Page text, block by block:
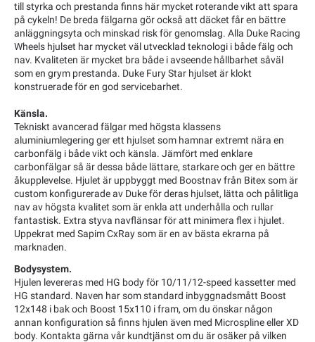
till styrka och prestanda finns här mycket roterande vikt att spara
på cykeln! De breda fälgarna gör också att däcket får en bättre
anläggningsyta och minskad risk för genomslag. Alla Duke Racing
Wheels hjulset har mycket väl utvecklad teknologi i både fälg och
nav. Kvaliteten är mycket bra både i avseende hållbarhet såväl
som en grym prestanda. Duke Fury Star hjulset är klokt
konstruerade för en god servicebarhet.
Känsla.
Tekniskt avancerad fälgar med högsta klassens
aluminiumlegering ger ett hjulset som hamnar extremt nära en
carbonfälg i både vikt och känsla. Jämfört med enklare
carbonfälgar så är dessa både lättare, starkare och ger en bättre
åkupplevelse. Hjulet är uppbyggt med Boostnav från Bitex som är
custom konfigurerade av Duke för deras hjulset, lätta och pålitliga
nav av högsta kvalitet som är enkla att underhålla och rullar
fantastisk. Extra styva navflänsar för att minimera flex i hjulet.
Uppekrat med Sapim CxRay som är en av bästa ekrarna på
marknaden.
Bodysystem.
Hjulen levereras med HG body för 10/11/12-speed kassetter med
HG standard. Naven har som standard inbyggnadsmått Boost
12x148 i bak och Boost 15x110 i fram, om du önskar någon
annan konfiguration så finns hjulen även med Microspline eller XD
body. Kontakta gärna vår kundtjänst om du är osäker på vilken